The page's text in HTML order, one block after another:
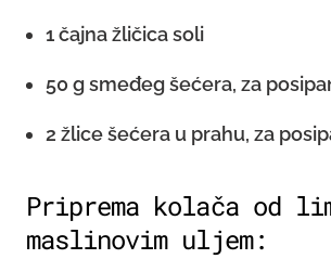
1 čajna žličica soli
50 g smeđeg šećera, za
2 žlice šećera u prahu, za
Priprema kolača od
maslinovim uljem: